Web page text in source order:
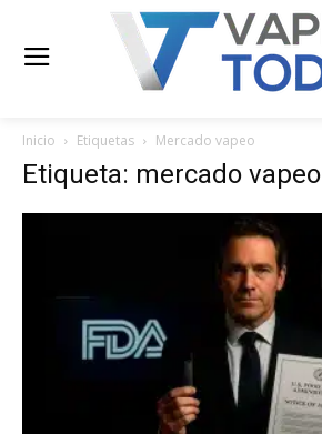
Inicio Etiquetas Mercado vapeo
Etiqueta: mercado vapeo